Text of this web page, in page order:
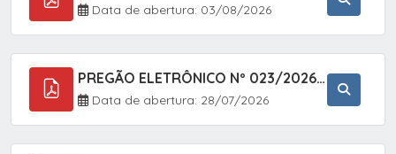
Data de abertura: 03/08/2026
PREGÃO ELETRÔNICO Nº 023/2026 - AQUISIÇÃO DE ENXOVAL INFANTIL, EM ATENDIMENTO À SECRETARIA MUNICIPAL DE EDUCAÇÃO, ATRAVÉS DO SISTEMA DE REGISTRO DE PREÇOS (SRP).
Data de abertura: 28/07/2026